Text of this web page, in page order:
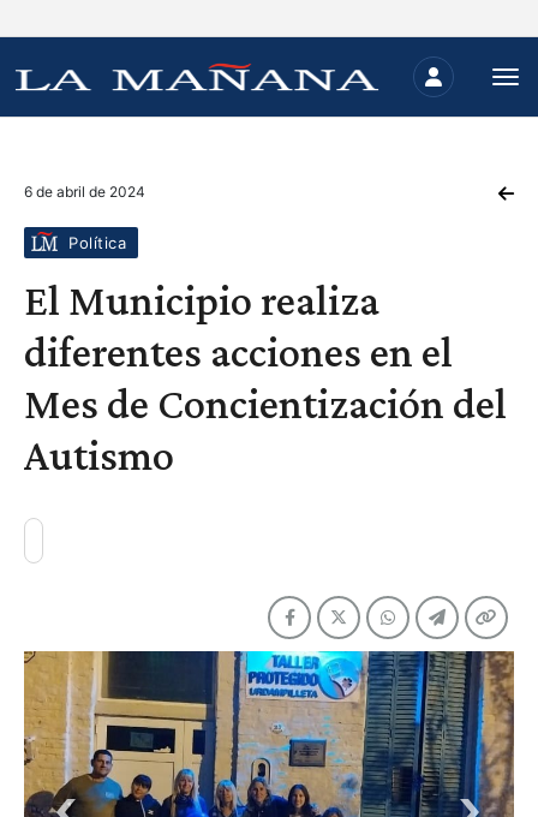
6 de abril de 2024
Política
El Municipio realiza
diferentes acciones en el
Mes de Concientización del
Autismo